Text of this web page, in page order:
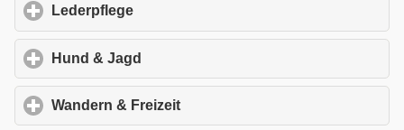
Lederpflege
Hund & Jagd
Wandern & Freizeit